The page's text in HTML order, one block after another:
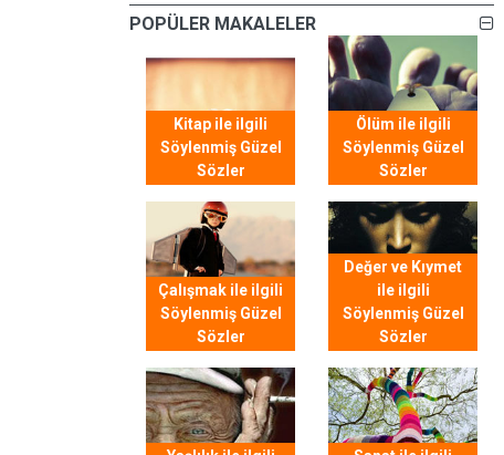
POPÜLER MAKALELER
Kitap ile ilgili
Söylenmiş Güzel
Sözler
Ölüm ile ilgili
Söylenmiş Güzel
Sözler
Çalışmak ile ilgili
Söylenmiş Güzel
Sözler
Değer ve Kıymet
ile ilgili
Söylenmiş Güzel
Sözler